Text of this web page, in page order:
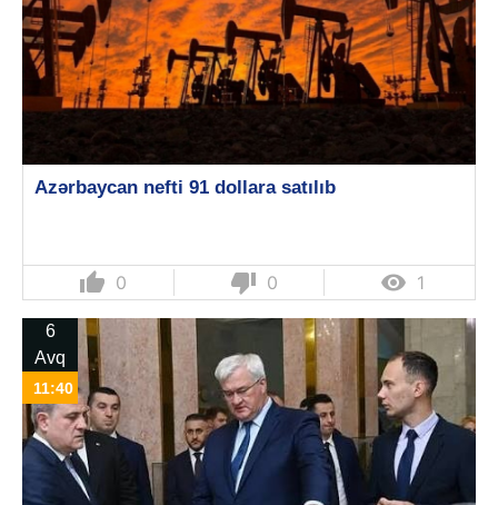
Azərbaycan nefti 91 dollara satılıb
thumb_up 0 thumb_down 0  1
6
Avq
11:40